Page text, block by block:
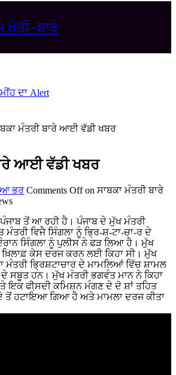
ਖੇਤੀ-ਬਾਰੇ
ਦਾ Alert
ਮੰਤਰੀ ਬਾਰੇ ਆਈ ਵੱਡੀ ਖਬਰ
ਆਈ ਵੱਡੀ ਖਬਰ
ਭਰ Comments Offon ਸਾਬਕਾ ਮੰਤਰੀ ਬਾਰੇ
ਤੋਂ ਆ ਰਹੀ ਹੈ। ਪੰਜਾਬ ਦੇ ਮੁੱਖ ਮੰਤਰੀ
ਵਿਜੈ ਸਿੰਗਲਾ ਨੂੰ ਭ੍ਰਿ-ਸ਼-ਟਾ-ਚਾ-ਰ ਦੇ
ਸਿੰਗਲਾ ਨੂੰ ਪੁਲੀਸ ਨੇ ਫੜ ਲਿਆ ਹੈ। ਮੁੱਖ
ਖ਼ਿਲਾਫ਼ ਕੇਸ ਦਰਜ ਕਰਨ ਲਈ ਕਿਹਾ ਸੀ। ਮੁੱਖ
ਮੰਤਰੀ ਭ੍ਰਿਸ਼ਟਾਚਾਰ ਦੇ ਮਾਮਲਿਆਂ ਵਿੱਚ ਸ਼ਾਮਲ
ਸਬੂਤ ਹਨ। ਮੁੱਖ ਮੰਤਰੀ ਭਗਵੰਤ ਮਾਨ ਨੇ ਕਿਹਾ
ਇਕ ਫੀ਼ਸਦੀ ਕਮਿਸ਼ਨ ਮੰਗਣ ਦੇ ਦੋ ਸ਼ਾਂ ਤਹਿਤ
ਤੋਂ ਹਟਾਇਆ ਗਿਆ ਹੈ ਅਤੇ ਮਾਮਲਾ ਦਰਜ ਕੀਤਾ